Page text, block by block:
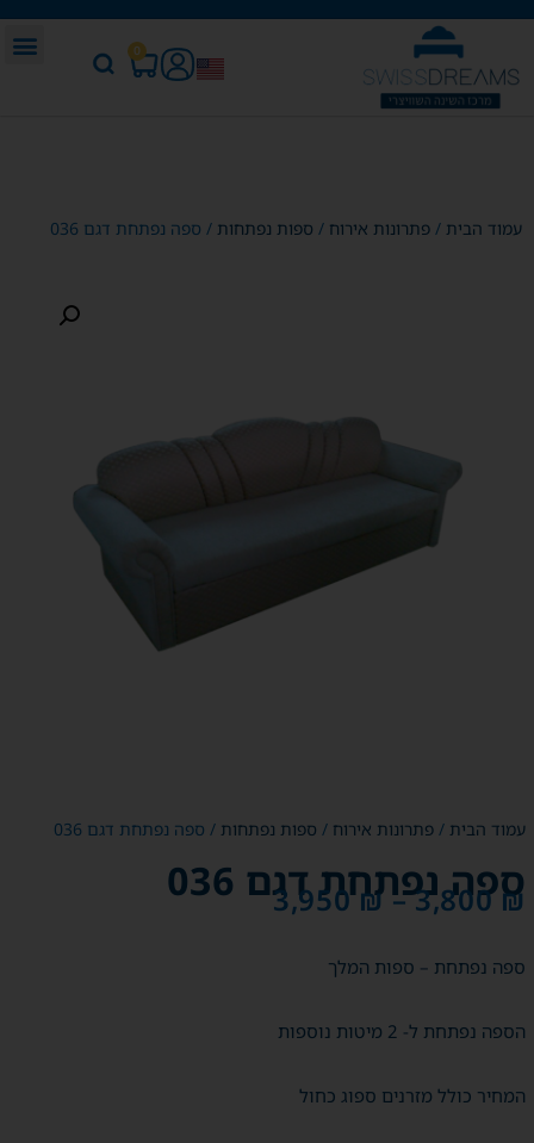
0
עמוד הבית / פתרונות אירוח / ספות נפתחות / ספה נפתחת דגם 036
עמוד הבית / פתרונות אירוח / ספות נפתחות / ספה נפתחת דגם 036
ספה נפתחת דגם 036
3,800₪
–
3,950₪
ספה נפתחת – ספות המלך
הספה נפתחת ל- 2 מיטות נוספות
המחיר כולל מזרנים ספוג כחול